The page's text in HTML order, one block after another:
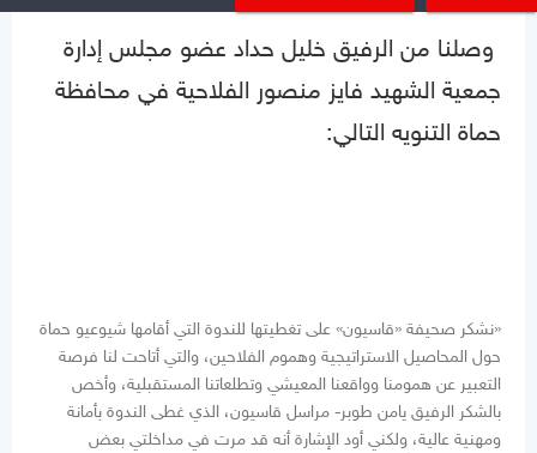
وصلنا من الرفيق خليل حداد عضو مجلس إدارة
جمعية الشهيد فايز منصور الفلاحية في محافظة
حماة التنويه التالي:
«نشكر صحيفة «قاسيون» على تغطيتها للندوة التي أقامها شيوعيو حماة
حول المحاصيل الاستراتيجية وهموم الفلاحين، والتي أتاحت لنا فرصة
التعبير عن همومنا وواقعنا المعيشي وتطلعاتنا المستقبلية، وأخص
بالشكر الرفيق يامن طوبر- مراسل قاسيون، الذي غطى الندوة بأمانة
ومهنية عالية، ولكني أود الإشارة أنه قد مرت في مداخلتي بعض